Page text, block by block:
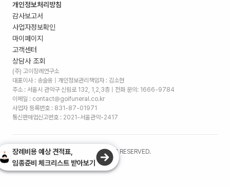
개인정보처리방침
감사보고서
사업자정보확인
마이페이지
고객센터
상담사 조회
(주) 고이장례연구소
대표이사 : 송슬옹 | 개인정보관리책임자 : 김소현
주소 : 서울시 관악구 신림로 132, 1,2,3층 | 전화 문의: 1666-9784
이메일 : contact@goifuneral.co.kr
사업자 등록번호 : 831-87-01971
통신판매업신고번호 : 2021-서울관악-2417
©2026. (주)고이장례연구소 ALL RIGHTS RESERVED.
장례비용 예상 견적표,
임종준비 체크리스트 받아보기